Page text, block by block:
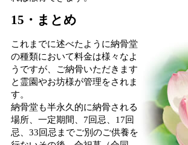
15・まとめ
これまでに述べたように納骨堂
の種類において料金は様々なよ
うですが、ご納骨いただきます
と霊園やお坊様が管理をされま
す。
納骨堂も半永久的に納骨される
場所、一定期間、7回忌、17回
忌、33回忌までご別のご供養を